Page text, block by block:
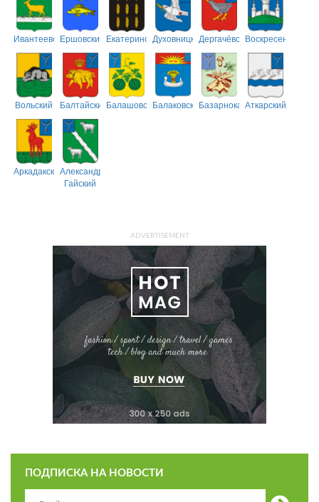
ИвантеевскийЕршовский ЕкатериновскийДуховницкийДергачёвскийВоскресенский
Вольский БалтайскийБалашовскийБалаковскийБазарнокарабулакский
Аткарский
АркадакскийАлександрово-
Гайский
ADVERTISEMENT
ПОДПИСКА НА НОВОСТИ